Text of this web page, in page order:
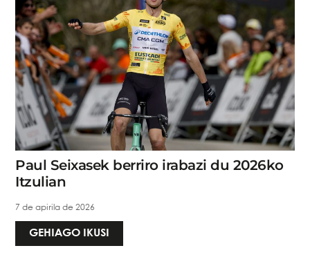
Paul Seixasek berriro irabazi du 2026ko
Itzulian
7 de apirila de 2026
GEHIAGO IKUSI